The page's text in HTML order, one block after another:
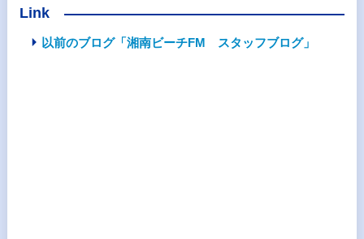
Link
以前のブログ「湘南ビーチFM スタッフブログ」